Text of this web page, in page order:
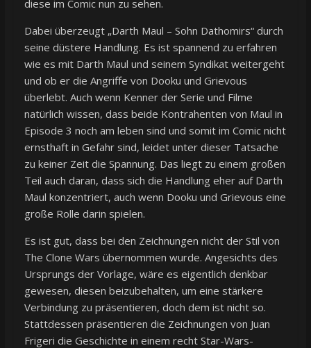
diese im Comic nun zu sehen.
Dabei überzeugt „Darth Maul – Sohn Dathomirs“ durch
seine düstere Handlung. Es ist spannend zu erfahren
wie es mit Darth Maul und seinem Syndikat weitergeht
und ob er die Angriffe von Dooku und Grievous
überlebt. Auch wenn Kenner der Serie und Filme
natürlich wissen, dass beide Kontrahenten von Maul in
Episode 3 noch am leben sind und somit im Comic nicht
ernsthaft in Gefahr sind, leidet unter dieser Tatsache
zu keiner Zeit die Spannung. Das liegt zu einem großen
Teil auch daran, dass sich die Handlung eher auf Darth
Maul konzentriert, auch wenn Dooku und Grievous eine
große Rolle darin spielen.
Es ist gut, dass bei den Zeichnungen nicht der Stil von
The Clone Wars übernommen wurde. Angesichts des
Ursprungs der Vorlage, wäre es eigentlich denkbar
gewesen, diesen beizubehalten, um eine stärkere
Verbindung zu präsentieren, doch dem ist nicht so.
Stattdessen präsentieren die Zeichnungen von Juan
Frigeri die Geschichte in einem recht Star-Wars-